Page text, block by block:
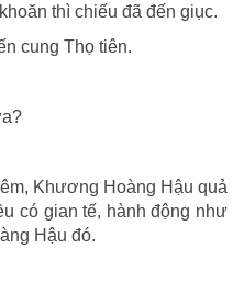
thì chiếu đã đến giục.
cung Thọ tiên.
Khương Hoàng Hậu quả
có gian tế, hành động như
Hậu đó.